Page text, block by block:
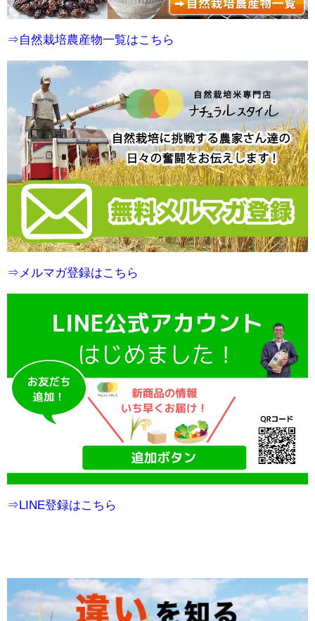
⇒自然栽培農産物一覧はこちら
⇒メルマガ登録はこちら
⇒LINE登録はこちら